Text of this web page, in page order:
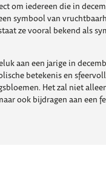
om iedereen die in
symbool van
ze vooral bekend als
aan een jarige in
betekenis en
Het zal niet
ook bijdragen aan een